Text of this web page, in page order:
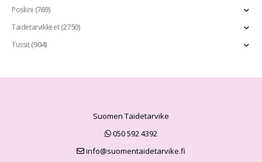
Posliini (769)
Taidetarvikkeet(2750)
Tussit(904)
Suomen Taidetarvike
050 592 4392
info@suomentaidetarvike.fi